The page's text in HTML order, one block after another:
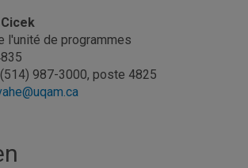
l'unité de programmes
987-3000, poste 4825